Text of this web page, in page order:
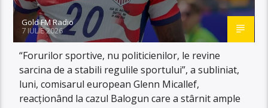
Gold FM Radio
7 IULIE 2026
“Forurilor sportive, nu politicienilor, le revine
sarcina de a stabili regulile sportului”, a subliniat,
luni, comisarul european Glenn Micallef,
reacţionând la cazul Balogun care a stârnit ample